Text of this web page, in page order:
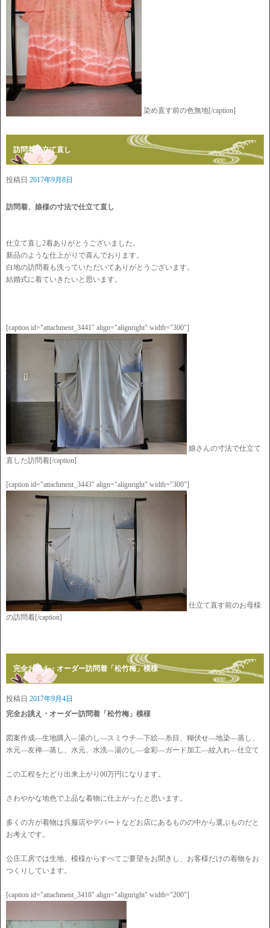
染め直す前の色無地[/caption]
訪問着仕立て直し
投稿日 2017年9月8日
訪問着、娘様の寸法で仕立て直し
仕立て直し2着ありがとうございました。
新品のような仕上がりで喜んでおります。
白地の訪問着も洗っていただいてありがとうございます。
結婚式に着ていきたいと思います。
[caption id="attachment_3441" align="alignright" width="300"]
娘さんの寸法で仕立て
直した訪問着[/caption]
[caption id="attachment_3443" align="alignright" width="300"]
仕立て直す前のお母様
の訪問着[/caption]
完全お誂え・オーダー訪問着「松竹梅」模様
投稿日 2017年9月4日
完全お誂え・オーダー訪問着「松竹梅」模様
図案作成―生地購入―湯のし―スミウチ―下絵―糸目、糊伏せ―地染―蒸し、
水元―友禅―蒸し、水元、水洗―湯のし―金彩―ガード加工―紋入れ―仕立て
この工程をたどり出来上がり00万円になります。
さわやかな地色で上品な着物に仕上がったと思います。
多くの方が着物は呉服店やデパートなどお店にあるものの中から選ぶものだと
お考えです。
公庄工房では生地、模様からすべてご要望をお聞きし、お客様だけの着物をお
つくりしています。
[caption id="attachment_3418" align="alignright" width="200"]